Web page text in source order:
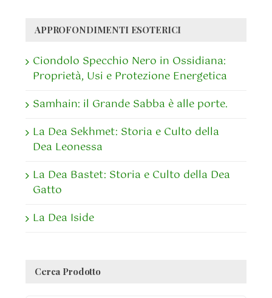
APPROFONDIMENTI ESOTERICI
Ciondolo Specchio Nero in Ossidiana:
Proprietà, Usi e Protezione Energetica
Samhain: il Grande Sabba è alle porte.
La Dea Sekhmet: Storia e Culto della
Dea Leonessa
La Dea Bastet: Storia e Culto della Dea
Gatto
La Dea Iside
Cerca Prodotto